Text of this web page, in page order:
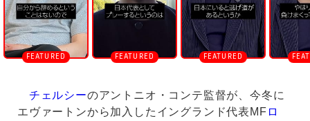
チェルシーのアントニオ・コンテ監督が、今冬に
エヴァートンから加入したイングランド代表MF ロ